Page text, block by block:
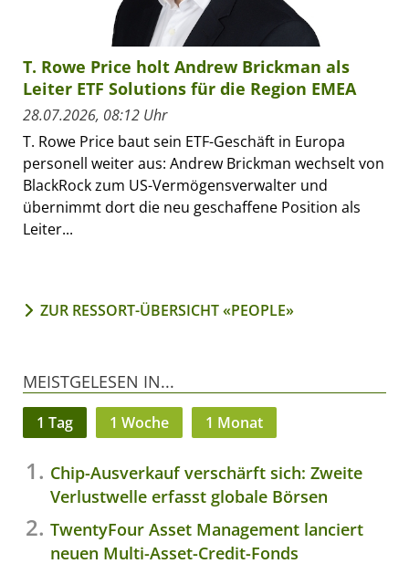
T. Rowe Price holt Andrew Brickman als
Leiter ETF Solutions für die Region EMEA
28.07.2026, 08:12 Uhr
T. Rowe Price baut sein ETF-Geschäft in Europa
personell weiter aus: Andrew Brickman wechselt von
BlackRock zum US-Vermögensverwalter und
übernimmt dort die neu geschaffene Position als
Leiter...
ZUR RESSORT-ÜBERSICHT «PEOPLE»
MEISTGELESEN IN...
1 Tag 1 Woche 1 Monat
Chip-Ausverkauf verschärft sich: Zweite
Verlustwelle erfasst globale Börsen
TwentyFour Asset Management lanciert
neuen Multi-Asset-Credit-Fonds